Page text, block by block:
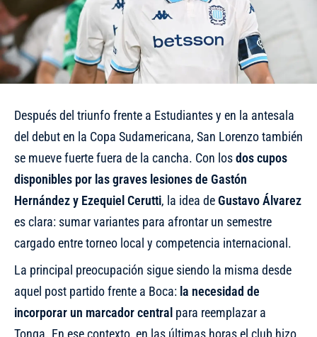
Después del triunfo frente a Estudiantes y en la antesala
del debut en la Copa Sudamericana, San Lorenzo también
se mueve fuerte fuera de la cancha. Con losdos cupos
disponibles por las graves lesiones de Gastón
Hernández y Ezequiel Cerutti, la idea deGustavo Álvarez
es clara: sumar variantes para afrontar un semestre
cargado entre torneo local y competencia internacional.
La principal preocupación sigue siendo la misma desde
aquel post partido frente a Boca: la necesidad de
incorporar un marcador central para reemplazar a
Tonga. En ese contexto, en las últimas horas el club hizo